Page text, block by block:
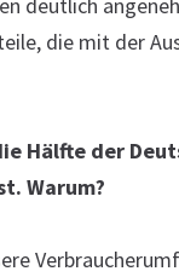
die mit der
Hälfte der
Warum?